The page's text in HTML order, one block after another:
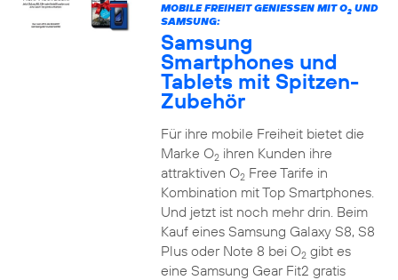
MOBILE FREIHEIT GENIESSEN MIT O 2UND
SAMSUNG:
Samsung
Smartphones und
Tablets mit Spitzen-
Zubehör
Für ihre mobile Freiheit bietet die
Marke O2ihren Kunden ihre
attraktiven O2Free Tarife in
Kombination mit Top Smartphones.
Und jetzt ist noch mehr drin. Beim
Kauf eines Samsung Galaxy S8, S8
Plus oder Note 8 bei O2gibt es
eine Samsung Gear Fit2 gratis